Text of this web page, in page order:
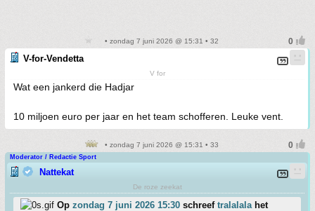
• zondag 7 juni 2026 @ 15:31 • 32
V-for-Vendetta
V for
Wat een jankerd die Hadjar
10 miljoen euro per jaar en het team schofferen. Leuke vent.
• zondag 7 juni 2026 @ 15:31 • 33
Moderator / Redactie Sport
Nattekat
De roze zeekat
Op zondag 7 juni 2026 15:30 schreef tralalalahet